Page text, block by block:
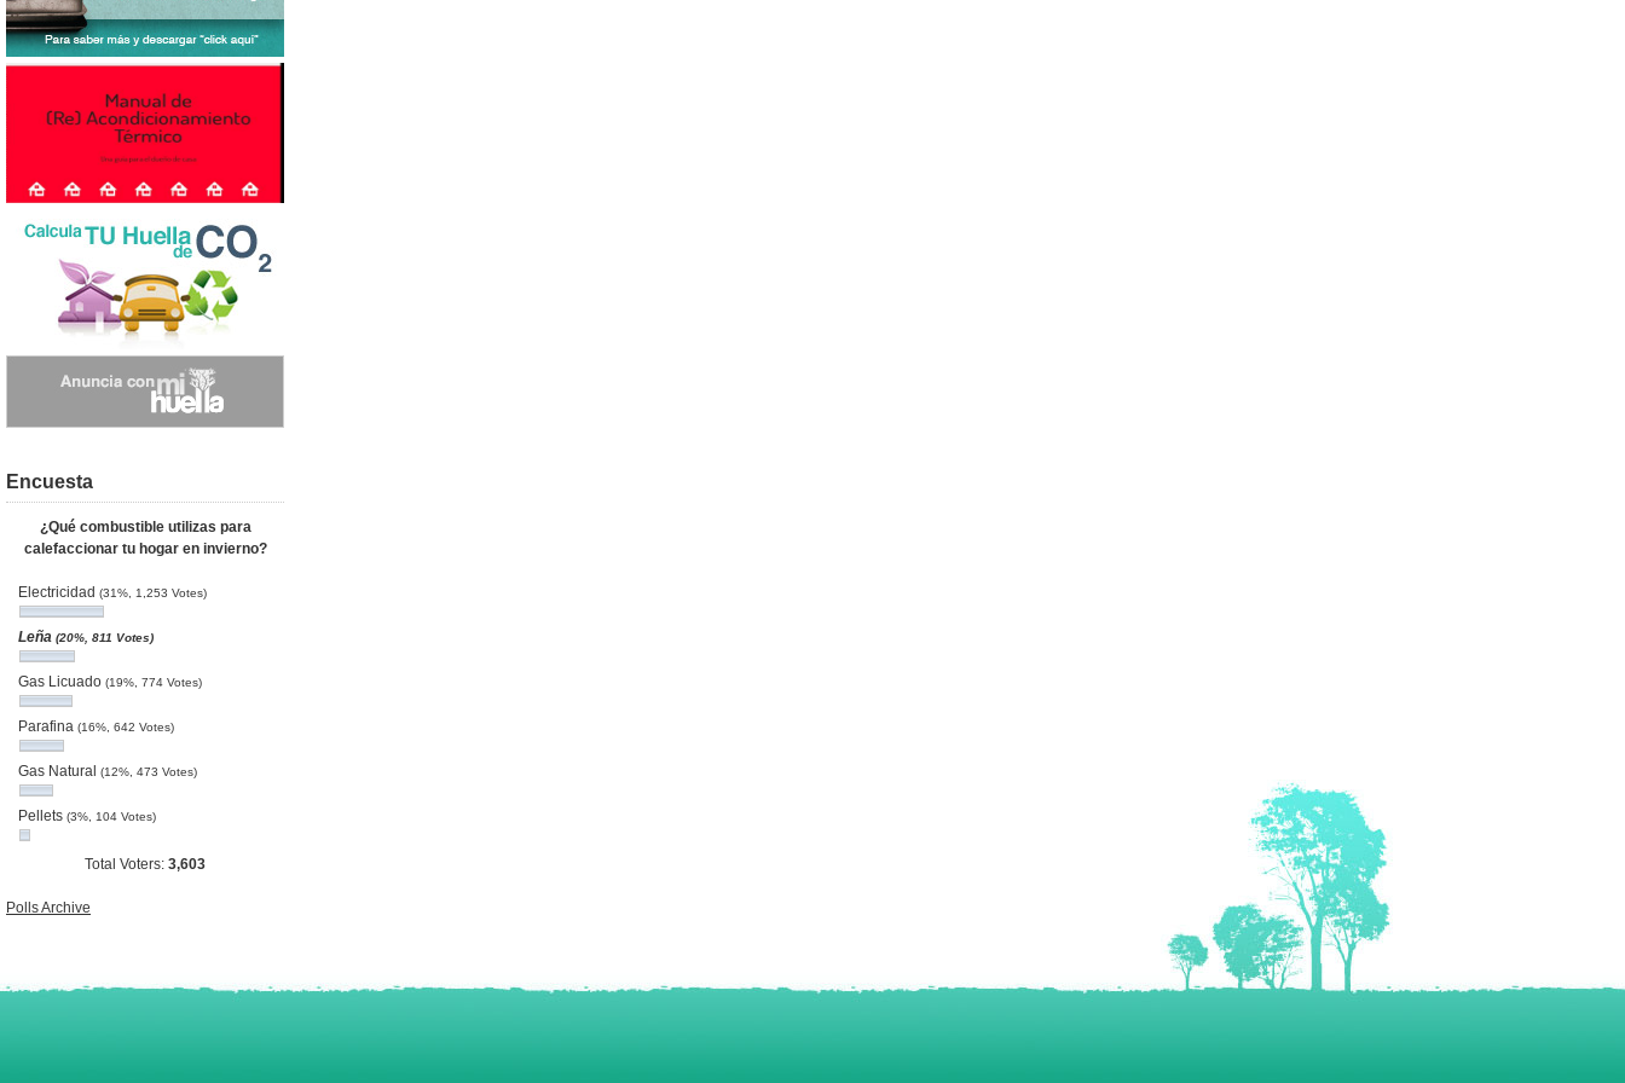
Encuesta
¿Qué combustible utilizas para
calefaccionar tu hogar en invierno?
Electricidad (31%, 1,253 Votes)
Leña (20%, 811 Votes)
Gas Licuado (19%, 774 Votes)
Parafina (16%, 642 Votes)
Gas Natural (12%, 473 Votes)
Pellets (3%, 104 Votes)
Total Voters: 3,603
Polls Archive